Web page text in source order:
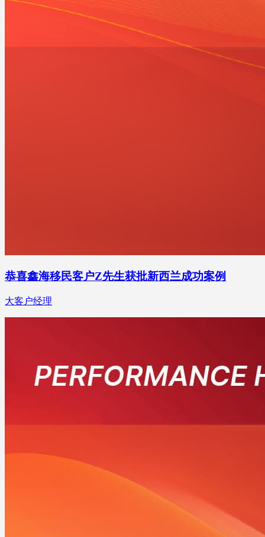
恭喜鑫海移民客户Z先生获批新西兰成功案例
大客户经理